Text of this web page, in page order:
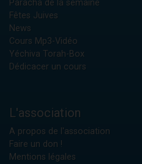
Paracha de la semaine
Fêtes Juives
News
Cours Mp3-Vidéo
Yéchiva Torah-Box
Dédicacer un cours
L'association
A propos de l'association
Faire un don !
Mentions légales